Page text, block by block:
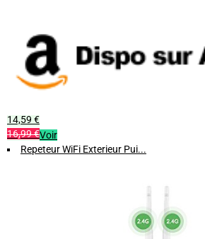
14,59 €
16,99 €Voir
Repeteur WiFi Exterieur Pui...